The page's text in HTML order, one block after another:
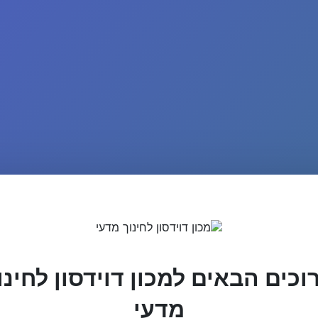
הבאים למכון דוידסון
מדעי